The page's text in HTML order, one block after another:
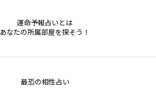
運命予報占いとは
あなたの所属部屋を探そう！
最恐の相性占い